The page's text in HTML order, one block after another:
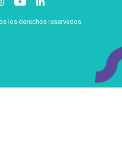
los derechos reservados